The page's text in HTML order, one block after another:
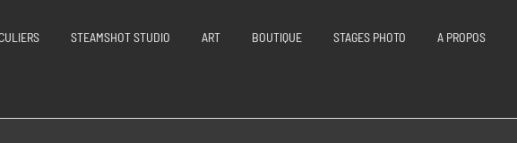
STEAMSHOT STUDIO ART BOUTIQUE STAGES PHOTO A PROPOS